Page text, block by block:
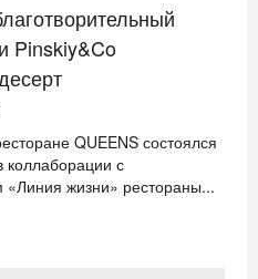
Pinskiy&Co
QUEENS состоялся
коллаборации с
жизни» рестораны...